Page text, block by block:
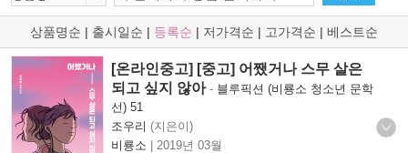
상품명순 | 출시일순 | 등록순 | 저가격순 | 고가격순 | 베스트순
[온라인중고] [중고] 어쨌거나 스무 살은
되고 싶지 않아- 블루픽션 (비룡소 청소년 문학
선) 51
조우리 (지은이)
비룡소 | 2019년 03월